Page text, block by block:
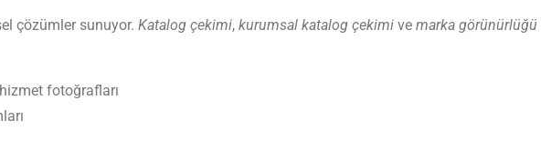
çözümler sunuyor. Katalog çekimi, kurumsal katalog çekimi ve marka görünürlüğü
fotoğrafları